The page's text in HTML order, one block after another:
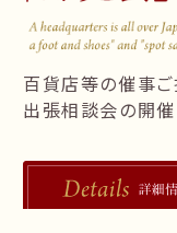
百貨店等の催事
出張相談会の開